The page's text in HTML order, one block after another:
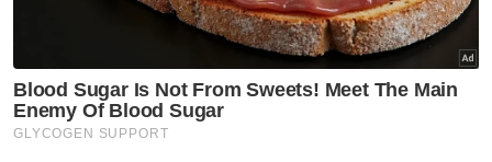
Muat turun aplikasi Sinar Harian.Klik di sini!